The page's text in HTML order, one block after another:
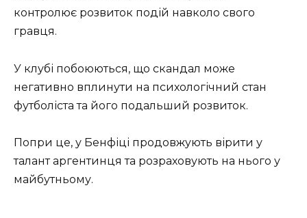
контролює розвиток подій навколо свого
гравця.
У клубі побоюються, що скандал може
негативно вплинути на психологічний стан
футболіста та його подальший розвиток.
Попри це, у Бенфіці продовжують вірити у
талант аргентинця та розраховують на нього у
майбутньому.